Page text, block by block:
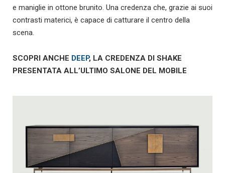
e maniglie in ottone brunito. Una credenza che, grazie ai suoi
contrasti materici, è capace di catturare il centro della
scena.
SCOPRI ANCHE DEEP, LA CREDENZA DI SHAKE
PRESENTATA ALL’ULTIMO SALONE DEL MOBILE